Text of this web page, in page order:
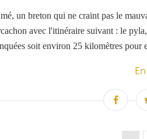
un breton qui ne craint pas le
avec l'itinéraire suivant : le
soit environ 25 kilomètres pour